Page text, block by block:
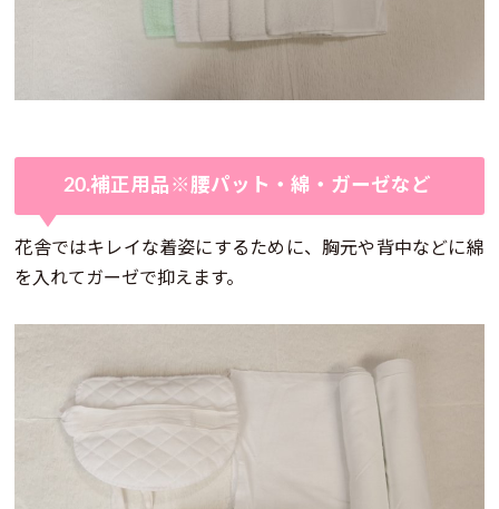
20.補正用品※腰パット・綿・ガーゼなど
花舎ではキレイな着姿にするために、胸元や背中などに綿
を入れてガーゼで抑えます。